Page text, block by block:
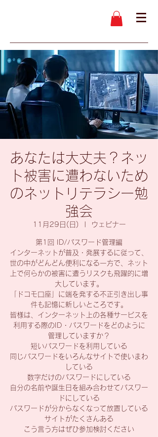
あなたは大丈夫？ネッ
ト被害に遭わないため
のネットリテラシー勉
強会
11月29日(日) ウェビナー
第1回 ID/パスワード管理編
インターネットが普及・発展するに従って、
世の中がどんどん便利になる一方で、ネット
上で何らかの被害に遭うリスクも飛躍的に増
大しています。
「ドコモ口座」に端を発する不正引き出し事
件も記憶に新しいところです。
皆様は、インターネット上の各種サービスを
利用する際のID・パスワードをどのように
管理していますか？
短いパスワードを利用している
同じパスワードをいろんなサイトで使いまわ
している
数字だけのパスワードにしている
自分の名前や誕生日を組み合わせてパスワー
ドにしている
パスワードが分からなくなって放置している
サイトがたくさんある
こう言う方はぜひ参加検討ください